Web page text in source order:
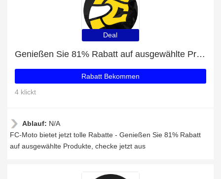
Deal
Genießen Sie 81% Rabatt auf ausgewählte Produkte
Rabatt Bekommen
4 klickt
Ablauf: N/A
FC-Moto bietet jetzt tolle Rabatte - Genießen Sie 81% Rabatt
auf ausgewählte Produkte, checke jetzt aus